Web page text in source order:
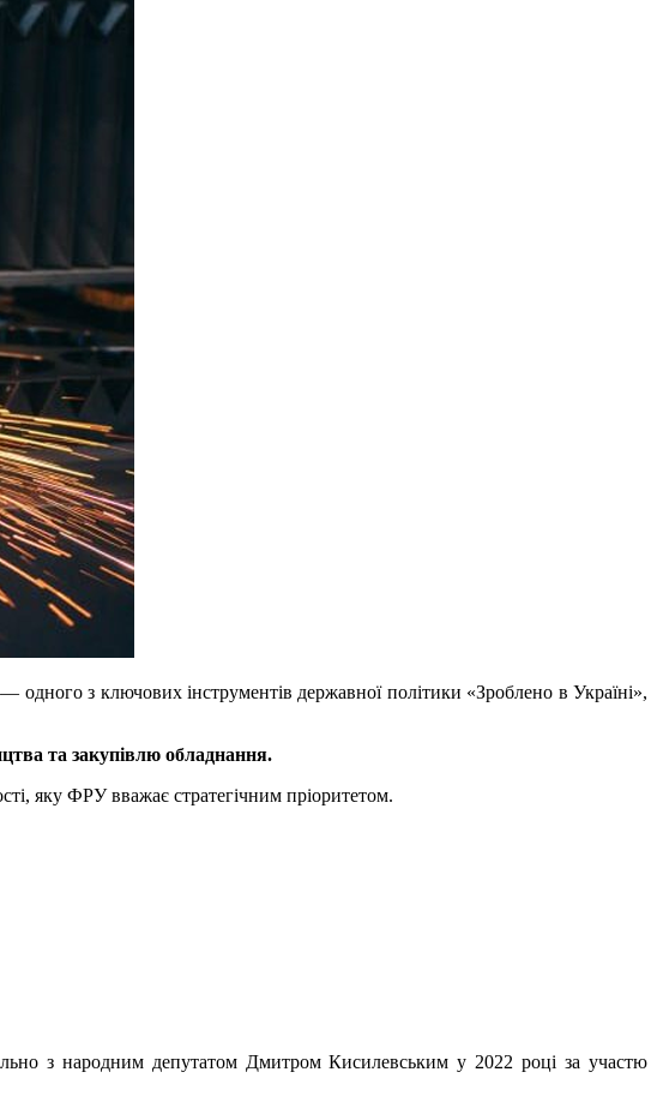
одного з ключових інструментів державної політики «Зроблено в Україні»,
та закупівлю обладнання.
яку ФРУ вважає стратегічним пріоритетом.
з народним депутатом Дмитром Кисилевським у 2022 році за участю